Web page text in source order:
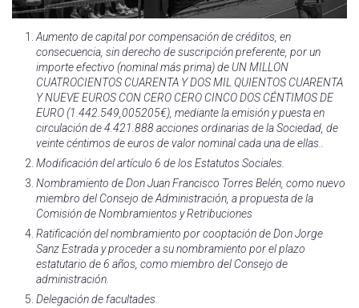
Aumento de capital por compensación de créditos, en
consecuencia, sin derecho de suscripción preferente, por un
importe efectivo (nominal más prima) de UN MILLON
CUATROCIENTOS CUARENTA Y DOS MIL QUIENTOS CUARENTA
Y NUEVE EUROS CON CERO CERO CINCO DOS CÉNTIMOS DE
EURO (1.442.549,005205€), mediante la emisión y puesta en
circulación de 4.421.888 acciones ordinarias de la Sociedad, de
veinte céntimos de euros de valor nominal cada una de ellas..
Modificación del artículo 6 de los Estatutos Sociales.
Nombramiento de Don Juan Francisco Torres Belén, como nuevo
miembro del Consejo deAdministración, a propuesta de la
Comisión de Nombramientos y Retribuciones
Ratificación del nombramiento por cooptación de Don Jorge
Sanz Estrada y proceder a su nombramiento por el plazo
estatutario de 6 años, como miembro del Consejo de
administración.
Delegación de facultades.